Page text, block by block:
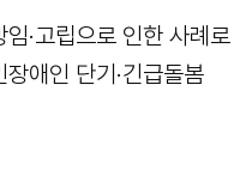
·고립으로 인한 사례로
애인 단기·긴급돌봄